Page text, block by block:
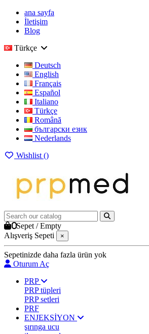
ana sayfa
İletişim
Blog
Türkçe
Deutsch
English
Français
Español
Italiano
Türkçe
Română
български език
Nederlands
Wishlist ()
0Sepet /Empty
Alışveriş Sepeti
×
Sepetinizde daha fazla ürün yok
Oturum Aç
PRP
PRP tüpleri
PRP setleri
PRF
ENJEKSİYON
şırınga ucu